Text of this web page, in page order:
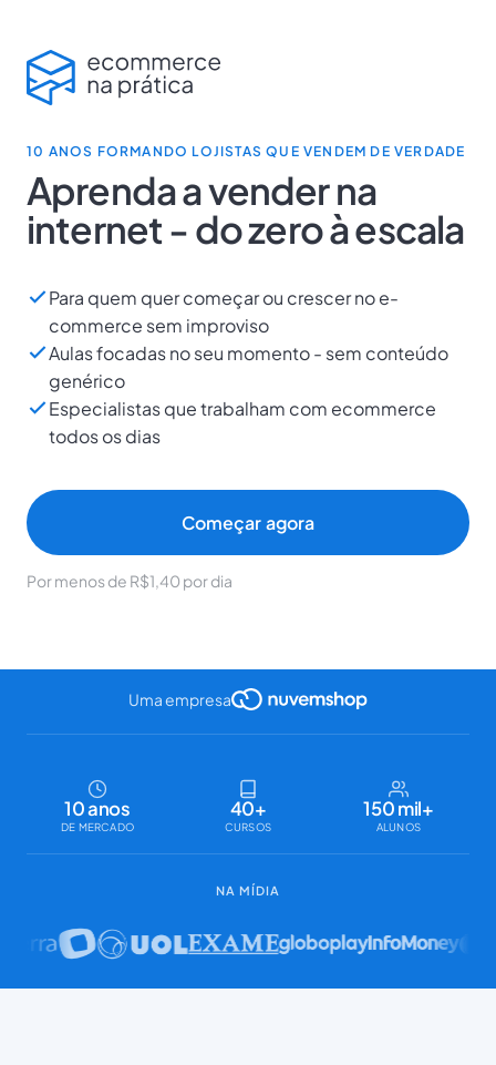
10 ANOS FORMANDO LOJISTAS QUE VENDEM DE VERDADE
Aprenda a vender na
internet - do zero à escala
Para quem quer começar ou crescer no e-
commerce sem improviso
Aulas focadas no seu momento - sem conteúdo
genérico
Especialistas que trabalham com ecommerce
todos os dias
Começar agora
Por menos de R$1,40 por dia
Uma empresa
10 anos
DE MERCADO
40+
CURSOS
150 mil+
ALUNOS
NA MÍDIA